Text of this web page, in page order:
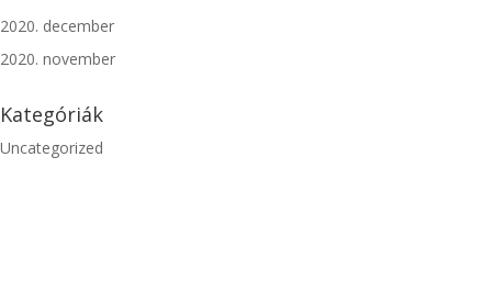
2020. december
2020. november
Kategóriák
Uncategorized